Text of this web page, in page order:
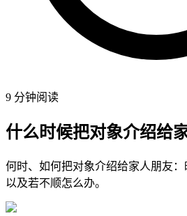
9 分钟阅读
什么时候把对象介绍给
何时、如何把对象介绍给家人朋友：
以及若不顺怎么办。